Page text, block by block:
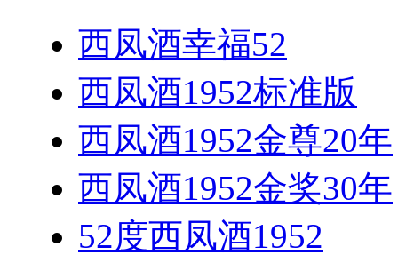
西凤酒幸福52
西凤酒1952标准版
西凤酒1952金尊20年
西凤酒1952金奖30年
52度西凤酒1952